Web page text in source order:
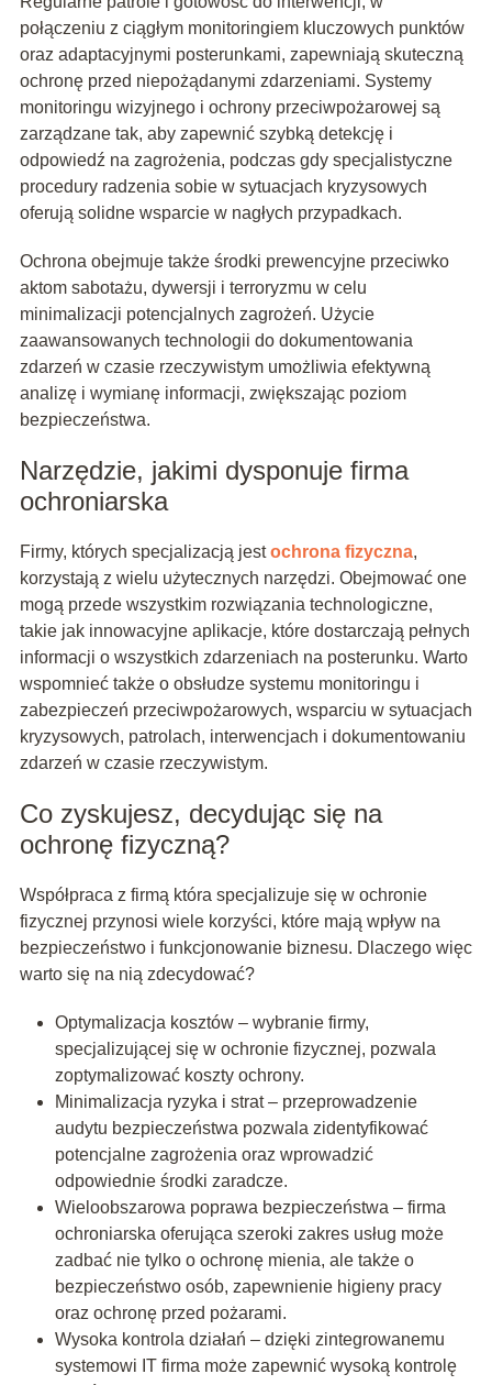
połączeniu z ciągłym monitoringiem kluczowych punktów
oraz adaptacyjnymi posterunkami, zapewniają skuteczną
ochronę przed niepożądanymi zdarzeniami. Systemy
monitoringu wizyjnego i ochrony przeciwpożarowej są
zarządzane tak, aby zapewnić szybką detekcję i
odpowiedź na zagrożenia, podczas gdy specjalistyczne
procedury radzenia sobie w sytuacjach kryzysowych
oferują solidne wsparcie w nagłych przypadkach.
Ochrona obejmuje także środki prewencyjne przeciwko
aktom sabotażu, dywersji i terroryzmu w celu
minimalizacji potencjalnych zagrożeń. Użycie
zaawansowanych technologii do dokumentowania
zdarzeń w czasie rzeczywistym umożliwia efektywną
analizę i wymianę informacji, zwiększając poziom
bezpieczeństwa.
Narzędzie, jakimi dysponuje firma
ochroniarska
Firmy, których specjalizacją jestochrona fizyczna,
korzystają z wielu użytecznych narzędzi. Obejmować one
mogą przede wszystkim rozwiązania technologiczne,
takie jak innowacyjne aplikacje, które dostarczają pełnych
informacji o wszystkich zdarzeniach na posterunku. Warto
wspomnieć także o obsłudze systemu monitoringu i
zabezpieczeń przeciwpożarowych, wsparciu w sytuacjach
kryzysowych, patrolach, interwencjach i dokumentowaniu
zdarzeń w czasie rzeczywistym.
Co zyskujesz, decydując się na
ochronę fizyczną?
Współpraca z firmą która specjalizuje się w ochronie
fizycznej przynosi wiele korzyści, które mają wpływ na
bezpieczeństwo i funkcjonowanie biznesu. Dlaczego więc
warto się na nią zdecydować?
Optymalizacja kosztów – wybranie firmy,
specjalizującej się w ochronie fizycznej, pozwala
zoptymalizować koszty ochrony.
Minimalizacja ryzyka i strat – przeprowadzenie
audytu bezpieczeństwa pozwala zidentyfikować
potencjalne zagrożenia oraz wprowadzić
odpowiednie środki zaradcze.
Wieloobszarowa poprawa bezpieczeństwa – firma
ochroniarska oferująca szeroki zakres usług może
zadbać nie tylko o ochronę mienia, ale także o
bezpieczeństwo osób, zapewnienie higieny pracy
oraz ochronę przed pożarami.
Wysoka kontrola działań – dzięki zintegrowanemu
systemowi IT firma może zapewnić wysoką kontrolę